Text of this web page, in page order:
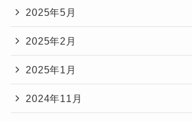
2025年5月
2025年2月
2025年1月
2024年11月